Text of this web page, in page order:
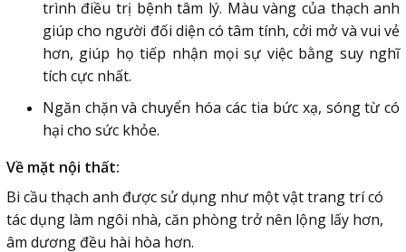
trình điều trị bệnh tâm lý. Màu vàng của thạch anh
giúp cho người đối diện có tâm tính, cởi mở và vui vẻ
hơn, giúp họ tiếp nhận mọi sự việc bằng suy nghĩ
tích cực nhất.
Ngăn chặn và chuyển hóa các tia bức xạ, sóng từ có
hại cho sức khỏe.
Về mặt nội thất:
Bi cầu thạch anh được sử dụng như một vật trang trí có
tác dụng làm ngôi nhà, căn phòng trở nên lộng lấy hơn,
âm dương đều hài hòa hơn.